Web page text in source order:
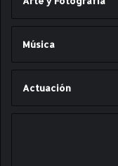
Música
Actuación